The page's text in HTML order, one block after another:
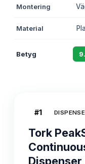
Montering
Material
Betyg
#1
Tork